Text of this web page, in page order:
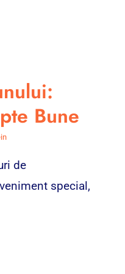
Bune
de
special,